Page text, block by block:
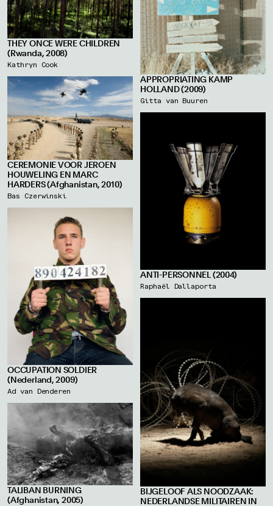
APPROPRIATING KAMP
HOLLAND (2009)
Gitta van Buuren
THEY ONCE WERE CHILDREN
(Rwanda, 2008)
Kathryn Cook
CEREMONIE VOOR JEROEN
HOUWELING EN MARC
HARDERS (Afghanistan, 2010)
Bas Czerwinski
ANTI-PERSONNEL (2004)
Raphaël Dallaporta
OCCUPATION SOLDIER
(Nederland, 2009)
Ad van Denderen
BIJGELOOF ALS NOODZAAK:
NEDERLANDSE MILITAIREN IN
TALIBAN BURNING
(Afghanistan, 2005)